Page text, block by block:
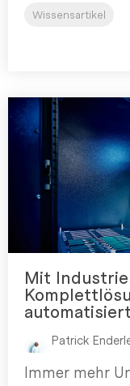
Wissensartikel
Mit
Patrick
Immer mehr